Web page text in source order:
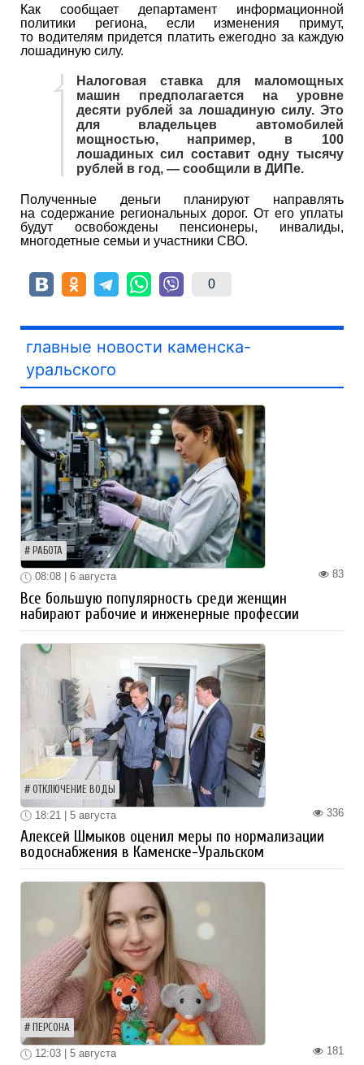
Как сообщает департамент информационной
политики региона, если изменения примут,
то водителям придется платить ежегодно за каждую
лошадиную силу.
Налоговая ставка для маломощных
машин предполагается на уровне
десяти рублей за лошадиную силу. Это
для владельцев автомобилей
мощностью, например, в 100
лошадиных сил составит одну тысячу
рублей в год, — сообщили в ДИПе.
Полученные деньги планируют направлять
на содержание региональных дорог. От его уплаты
будут освобождены пенсионеры, инвалиды,
многодетные семьи и участники СВО.
0
главные новости каменска-
уральского
РАБОТА
83
08:08 | 6 августа
Все большую популярность среди женщин
набирают рабочие и инженерные профессии
ОТКЛЮЧЕНИЕ ВОДЫ
336
18:21 | 5 августа
Алексей Шмыков оценил меры по нормализации
водоснабжения в Каменске-Уральском
ПЕРСОНА
181
12:03 | 5 августа